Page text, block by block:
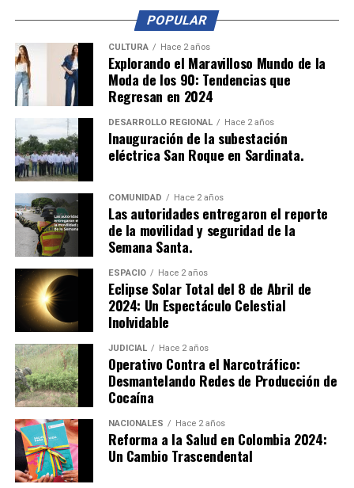
estructuras en concreto, instalaciones hidráulicas,
sanitarias y eléctricas. Estos conocimientos les
permitirán realizar obras sociales en municipios, como
la construcción de escuelas, centros de salud y espacios
comunitarios.
En su etapa productiva, los soldados aplicaron lo
aprendido en proyectos significativos, como la
construcción de una cafetería en las instalaciones del
Cantón Militar San Jorge, en Cúcuta. Esta obra no solo
beneficia a los soldados y visitantes, sino que también
refleja su compromiso con el impacto social.
Víctor Rocha, instructor del Centro de Formación para
el Desarrollo Rural y Minero, destacó:
“Este programa técnico no solo forma a los soldados en
construcción, sino que también promueve justicia social
al mejorar la infraestructura y calidad de vida en las
comunidades.”
El impacto de este programa se extiende más allá del
cantón militar, incluyendo la intervención en una iglesia
del barrio Antonia Santos y el mantenimiento de sedes
del SENA en la región. Esta iniciativa ejemplifica cómo la
educación técnica puede transformar vidas y generar
desarrollo sostenible para Colombia.
POPULAR
CULTURA Hace 2 años
Explorando el Maravilloso Mundo de la
Moda de los 90: Tendencias que
Regresan en 2024
DESARROLLO REGIONAL Hace 2 años
Inauguración de la subestación
eléctrica San Roque en Sardinata.
COMUNIDAD Hace 2 años
Las autoridades entregaron el reporte
de la movilidad y seguridad de la
Semana Santa.
ESPACIO Hace 2 años
Eclipse Solar Total del 8 de Abril de
2024: Un Espectáculo Celestial
Inolvidable
JUDICIAL Hace 2 años
Operativo Contra el Narcotráfico:
Desmantelando Redes de Producción de
Cocaína
NACIONALES Hace 2 años
Reforma a la Salud en Colombia 2024:
Un Cambio Trascendental